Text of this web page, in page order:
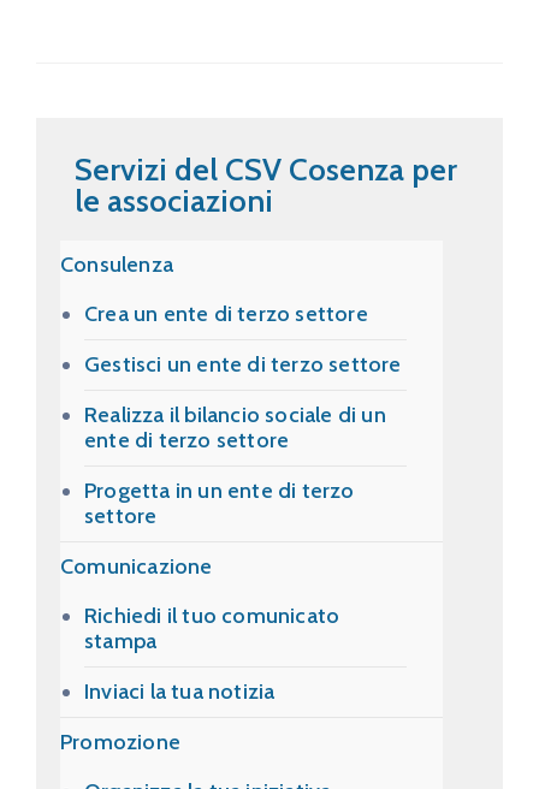
Servizi del CSV Cosenza per
le associazioni
Consulenza
Crea un ente di terzo settore
Gestisci un ente di terzo settore
Realizza il bilancio sociale di un
ente di terzo settore
Progetta in un ente di terzo
settore
Comunicazione
Richiedi il tuo comunicato
stampa
Inviaci la tua notizia
Promozione